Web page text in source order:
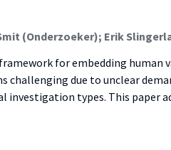
for embedding human
challenging due to unclear
types. This paper